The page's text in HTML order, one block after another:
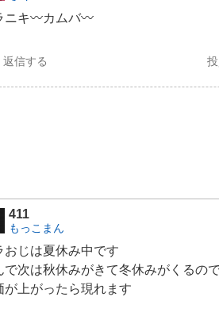
ニキ〰️カムバ〰️
返信する
411
もっこまん
おじは夏休み中です
で次は秋休みがきて冬休みがくるの
が上がったら現れます